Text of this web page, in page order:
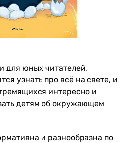
для юных читателей,
узнать про всё на свете, и
интересно и
детям об окружающем
и разнообразна по